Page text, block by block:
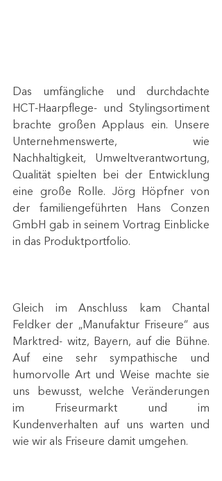
Das umfängliche und durchdachte
HCT-Haarpflege- und Stylingsortiment
brachte großen Applaus ein. Unsere
Unternehmenswerte, wie
Nachhaltigkeit,  Umweltverantwortung,
Qualität spielten bei der Entwicklung
eine große Rolle. Jörg Höpfner von
der familiengeführten Hans Conzen
GmbH gab in seinem Vortrag Einblicke
in das Produktportfolio.
Gleich im Anschluss kam Chantal
Feldker der „Manufaktur Friseure“ aus
Marktred- witz, Bayern, auf die Bühne.
Auf eine sehr sympathische und
humorvolle Art und Weise machte sie
uns bewusst, welche Veränderungen
im Friseurmarkt und im
Kundenverhalten auf uns warten und
wie wir als Friseure damit umgehen.